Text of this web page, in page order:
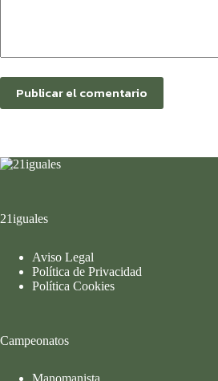
Publicar el comentario
21iguales
Aviso Legal
Política de Privacidad
Política Cookies
Campeonatos